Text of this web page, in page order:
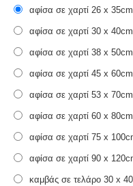
αφίσα σε χαρτί 26 x 35cm
αφίσα σε χαρτί 30 x 40cm
αφίσα σε χαρτί 38 x 50cm
αφίσα σε χαρτί 45 x 60cm
αφίσα σε χαρτί 53 x 70cm
αφίσα σε χαρτί 60 x 80cm
αφίσα σε χαρτί 75 x
αφίσα σε χαρτί 90 x
καμβάς σε τελάρο 30 x